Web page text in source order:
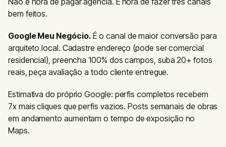
bem feitos.
Google Meu Negócio. É o canal de maior conversão para
arquiteto local. Cadastre endereço (pode ser comercial
residencial), preencha 100% dos campos, suba 20+ fotos
reais, peça avaliação a todo cliente entregue.
Estimativa do próprio Google: perfis completos recebem
7x mais cliques que perfis vazios. Posts semanais de obras
em andamento aumentam o tempo de exposição no
Maps.